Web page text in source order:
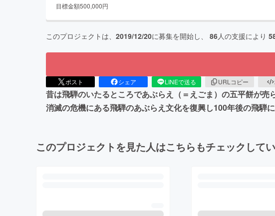
目標金額500,000円
このプロジェクトは、 2019/12/20に募集を開始し、 86人の支援により
ポスト シェア LINEで送る URLコピー
昔は飛騨のいたるところであぶらえ（＝えごま）の五平餅が売
消滅の危機にある飛騨のあぶらえ文化を復興し100年後の飛騨
このプロジェクトを見た人はこちらもチェックして